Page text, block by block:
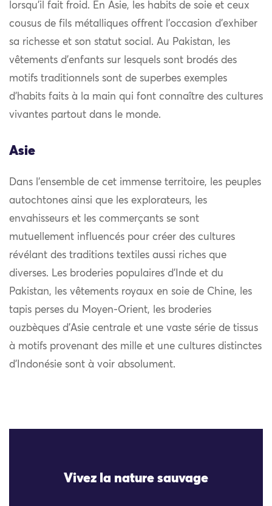
lorsqu’il fait froid. En Asie, les habits de soie et ceux
cousus de fils métalliques offrent l’occasion d’exhiber
sa richesse et son statut social. Au Pakistan, les
vêtements d’enfants sur lesquels sont brodés des
motifs traditionnels sont de superbes exemples
d’habits faits à la main qui font connaître des cultures
vivantes partout dans le monde.
Asie
Dans l’ensemble de cet immense territoire, les peuples
autochtones ainsi que les explorateurs, les
envahisseurs et les commerçants se sont
mutuellement influencés pour créer des cultures
révélant des traditions textiles aussi riches que
diverses. Les broderies populaires d’Inde et du
Pakistan, les vêtements royaux en soie de Chine, les
tapis perses du Moyen-Orient, les broderies
ouzbèques d’Asie centrale et une vaste série de tissus
à motifs provenant des mille et une cultures distinctes
d’Indonésie sont à voir absolument.
Vivez la nature sauvage